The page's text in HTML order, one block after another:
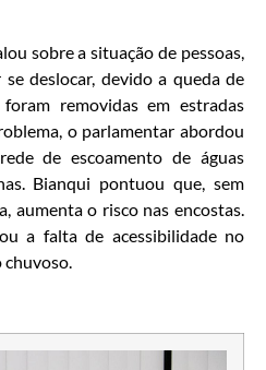
sobre a situação de pessoas,
deslocar, devido a queda de
removidas em estradas
o parlamentar abordou
de escoamento de águas
Bianqui pontuou que, sem
aumenta o risco nas encostas.
a falta de acessibilidade no